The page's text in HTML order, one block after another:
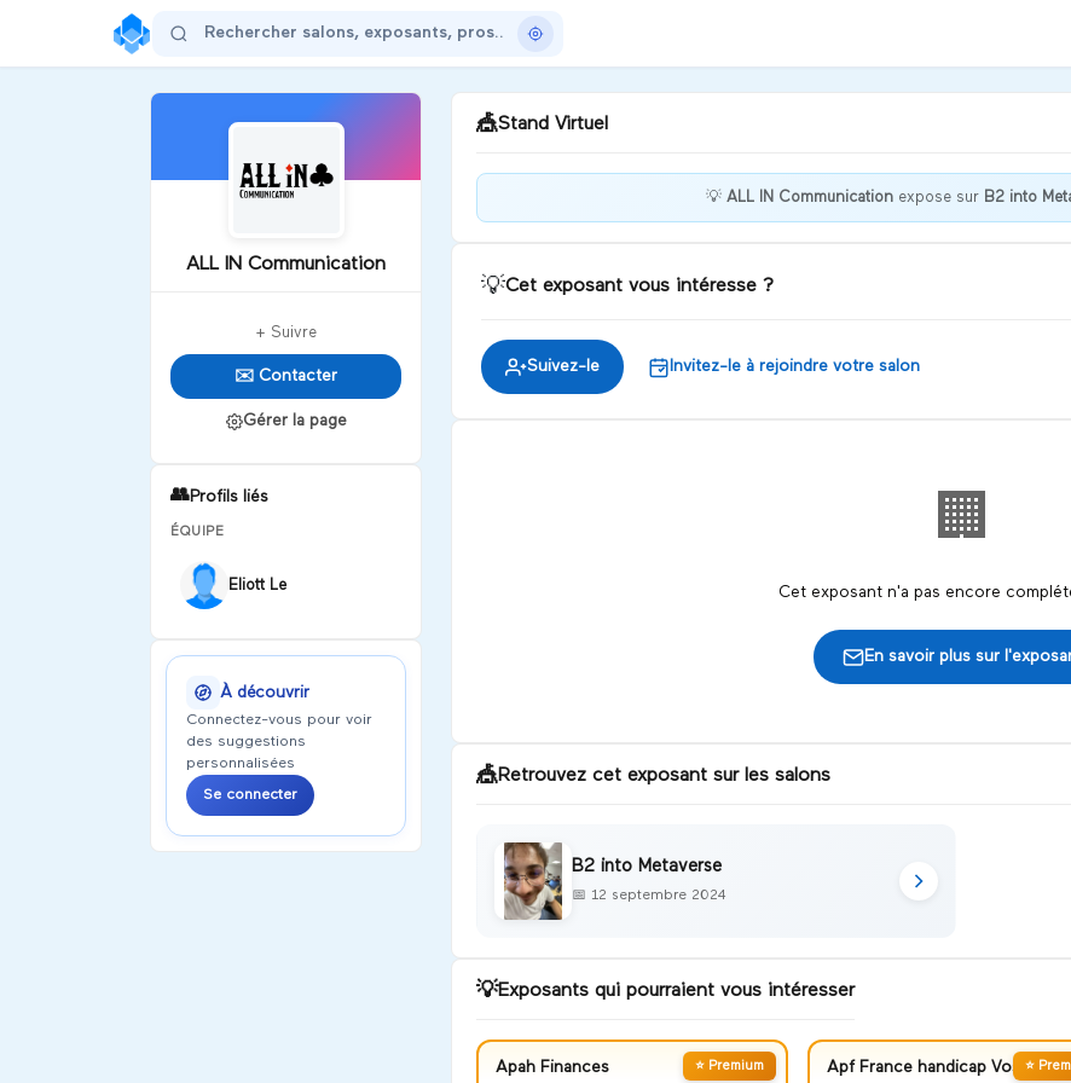
ALL IN Communication
+ Suivre
✉️ Contacter
Gérer la page
👥Profils liés
ÉQUIPE
Eliott Le
À découvrir
Connectez-vous pour voir
des suggestions
personnalisées
Se connecter
🎪Stand Virtuel
Bienvenue chez ALL IN
💡 ALL IN Communication expose sur B2 into
💡Cet exposant vous intéresse ?
Suivez-le Invitez-le à rejoindre votre salon
🏢
Cet exposant n'a pas encore
En savoir plus sur
🎪Retrouvez cet exposant sur les salons
B2 into Metaverse
📅 12 septembre 2024
💡Exposants qui pourraient vous intéresser
⭐ Premium
Apah Finances ⭐
Apf France handicap Vosges